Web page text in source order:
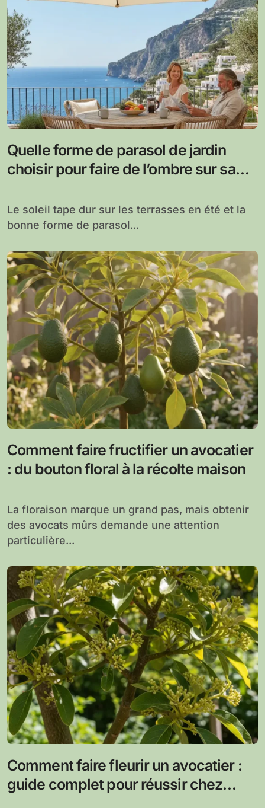
Quelle forme de parasol de jardin
choisir pour faire de l’ombre sur sa
Le soleil tape dur sur les terrasses en été et la
bonne forme de parasol...
Comment faire fructifier un avocatier
: du bouton floral à la récolte maison
La floraison marque un grand pas, mais obtenir
des avocats mûrs demande une attention
particulière...
Comment faire fleurir un avocatier :
guide complet pour réussir chez